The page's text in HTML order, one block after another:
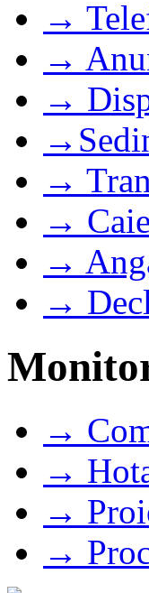
→
→
→
→
→
→
→
→
→
→
→